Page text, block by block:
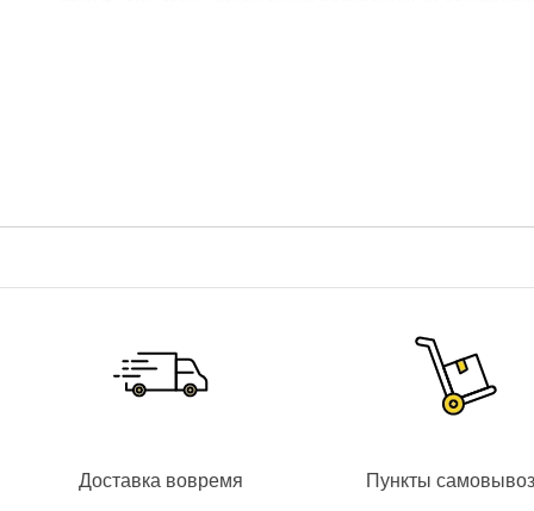
LAN-порт для подключения к роутеру сетевым
запись фото/видео со скоростью до 25 к/сек и
разговор с посетителем осуществляется в режиме
слот наmicroSDкарту до 128 ГБ;
Доставка вовремя Пункты